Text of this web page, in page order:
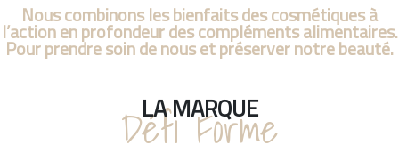
Nous combinons les bienfaits des cosmétiques à
l’action en profondeur des compléments alimentaires.
Pour prendre soin de nous et préserver notre beauté.
LA MARQUE
Défi Forme